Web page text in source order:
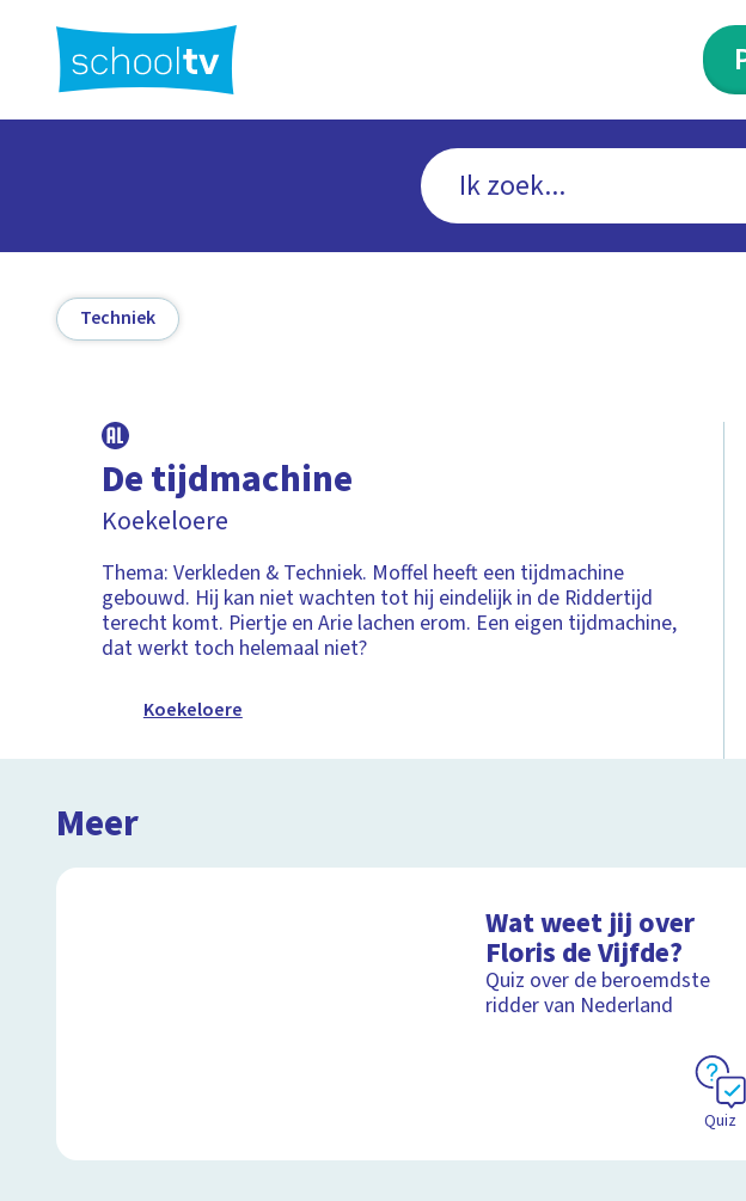
hoofdinhoud
Techniek
De tijdmachine
Koekeloere
Thema: Verkleden & Techniek. Moffel heeft een tijdmachine
gebouwd. Hij kan niet wachten tot hij eindelijk in de Riddertijd
terecht komt. Piertje en Arie lachen erom. Een eigen tijdmachine,
dat werkt toch helemaal niet?
Koekeloere
Meer
Wat weet jij over
Floris de Vijfde?
Quiz over de beroemdste
ridder van Nederland
Quiz